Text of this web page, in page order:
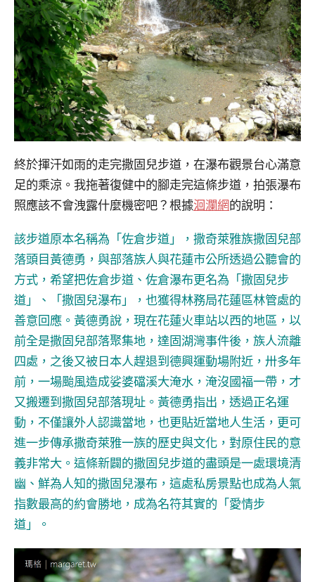
終於揮汗如雨的走完撒固兒步道，在瀑布觀景台心滿意
足的乘涼。我拖著復健中的腳走完這條步道，拍張瀑布
照應該不會洩露什麼機密吧？根據洄瀾網的說明：
該步道原本名稱為「佐倉步道」，撒奇萊雅族撒固兒部
落頭目黃德勇，與部落族人與花蓮市公所透過公聽會的
方式，希望把佐倉步道、佐倉瀑布更名為「撒固兒步
道」、「撒固兒瀑布」，也獲得林務局花蓮區林管處的
善意回應。黃德勇說，現在花蓮火車站以西的地區，以
前全是撒固兒部落聚集地，達固湖灣事件後，族人流離
四處，之後又被日本人趕退到德興運動場附近，卅多年
前，一場颱風造成娑婆礑溪大淹水，淹沒國福一帶，才
又搬遷到撒固兒部落現址。黃德勇指出，透過正名運
動，不僅讓外人認識當地，也更貼近當地人生活，更可
進一步傳承撒奇萊雅一族的歷史與文化，對原住民的意
義非常大。這條新闢的撒固兒步道的盡頭是一處環境清
幽、鮮為人知的撒固兒瀑布，這處私房景點也成為人氣
指數最高的約會勝地，成為名符其實的「愛情步
道」。